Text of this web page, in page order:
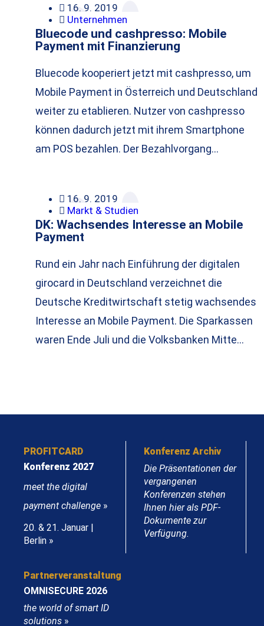
16. 9. 2019
Unternehmen
Bluecode und cashpresso: Mobile
Payment mit Finanzierung
Bluecode kooperiert jetzt mit cashpresso, um
Mobile Payment in Österreich und Deutschland
weiter zu etablieren. Nutzer von cashpresso
können dadurch jetzt mit ihrem Smartphone
am POS bezahlen. Der Bezahlvorgang…
16. 9. 2019
Markt & Studien
DK: Wachsendes Interesse an Mobile
Payment
Rund ein Jahr nach Einführung der digitalen
girocard in Deutschland verzeichnet die
Deutsche Kreditwirtschaft stetig wachsendes
Interesse an Mobile Payment. Die Sparkassen
waren Ende Juli und die Volksbanken Mitte…
PROFITCARD
Konferenz 2027
meet the digital
payment challenge »
20. & 21. Januar |
Berlin »
Konferenz Archiv
Die Präsentationen der
vergangenen
Konferenzen stehen
Ihnen hier als PDF-
Dokumente zur
Verfügung.
Partnerveranstaltung
OMNISECURE 2026
the world of smart ID
solutions »